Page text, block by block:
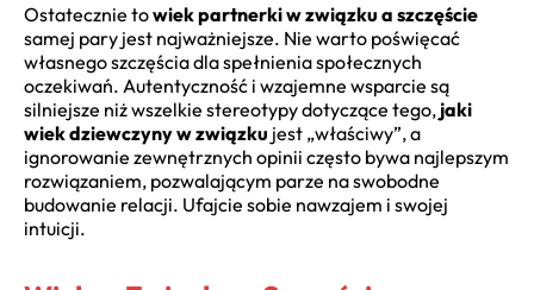
Ostatecznie towiek partnerki w związku a szczęście
samej pary jest najważniejsze. Nie warto poświęcać
własnego szczęścia dla spełnienia społecznych
oczekiwań. Autentyczność i wzajemne wsparcie są
silniejsze niż wszelkie stereotypy dotyczące tego, jaki
wiek dziewczyny w związku jest „właściwy”, a
ignorowanie zewnętrznych opinii często bywa najlepszym
rozwiązaniem, pozwalającym parze na swobodne
budowanie relacji. Ufajcie sobie nawzajem i swojej
intuicji.